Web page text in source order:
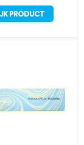
PRODUCT
Dit
optie
kan